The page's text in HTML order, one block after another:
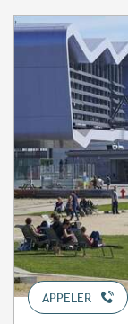
APPELER